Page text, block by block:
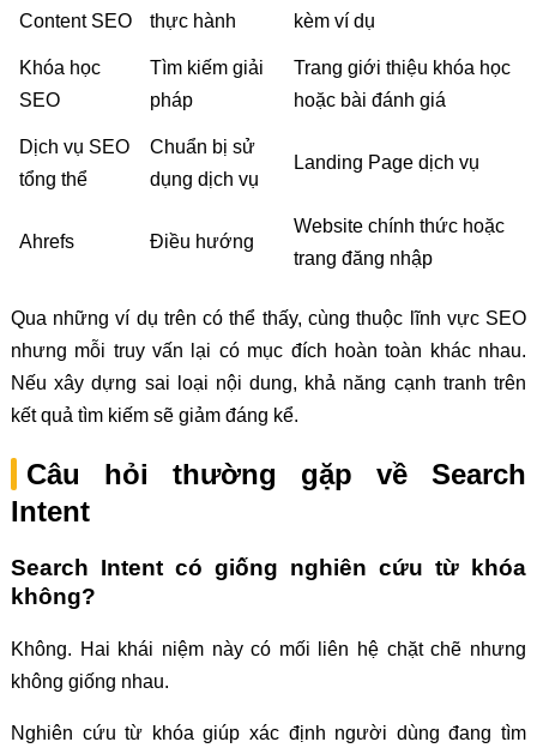
Content SEO
thực hành
kèm ví dụ
Khóa học
SEO
Tìm kiếm giải
pháp
Trang giới thiệu khóa học
hoặc bài đánh giá
Dịch vụ SEO
tổng thể
Chuẩn bị sử
dụng dịch vụ
Landing Page dịch vụ
Ahrefs Điều hướng
Website chính thức hoặc
trang đăng nhập
Qua những ví dụ trên có thể thấy, cùng thuộc lĩnh vực SEO
nhưng mỗi truy vấn lại có mục đích hoàn toàn khác nhau.
Nếu xây dựng sai loại nội dung, khả năng cạnh tranh trên
kết quả tìm kiếm sẽ giảm đáng kể.
Câu hỏi thường gặp về Search
Intent
Search Intent có giống nghiên cứu từ khóa
không?
Không. Hai khái niệm này có mối liên hệ chặt chẽ nhưng
không giống nhau.
Nghiên cứu từ khóa giúp xác định người dùng đang tìm